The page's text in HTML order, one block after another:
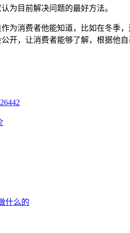
为目前解决问题的最好方法。
为消费者他能知道，比如在冬季
开，让消费者能够了解，根据他
什么的